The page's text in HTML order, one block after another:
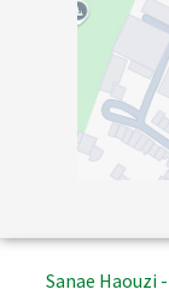
Sanae Haouzi